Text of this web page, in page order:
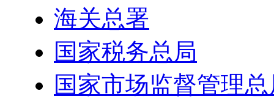
海关总署
国家税务总局
国家市场监督管理